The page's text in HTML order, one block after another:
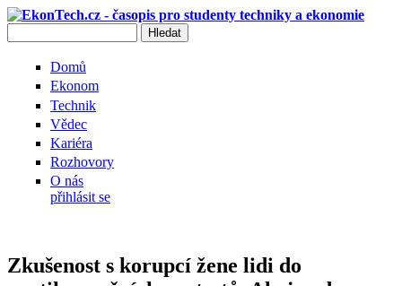
Přejít k hlavnímu obsahu
Domů
Ekonom
Technik
Vědec
Kariéra
Rozhovory
O nás
přihlásit se
Zkušenost s korupcí žene lidi do